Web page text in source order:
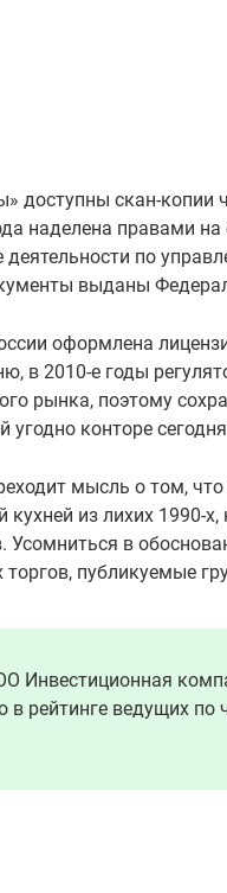
доступны скан-копии
наделена правами
деятельности по
выданы
оформлена
в 2010-е годы
рынка, поэтому
угодно конторе
мысль о том,
кухней из лихих 1990-
Усомниться в
торгов, публикуемые
Инвестиционная
в рейтинге ведущих по